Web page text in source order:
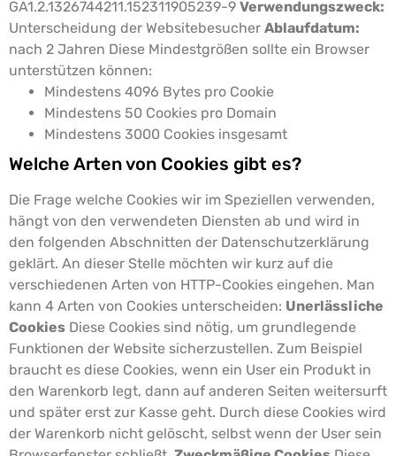
GA1.2.1326744211.152311905239-9 Verwendungszweck:
Unterscheidung der Websitebesucher Ablaufdatum:
nach 2 Jahren Diese Mindestgrößen sollte ein Browser
unterstützen können:
Mindestens 4096 Bytes pro Cookie
Mindestens 50 Cookies pro Domain
Mindestens 3000 Cookies insgesamt
Welche Arten von Cookies gibt es?
Die Frage welche Cookies wir im Speziellen verwenden,
hängt von den verwendeten Diensten ab und wird in
den folgenden Abschnitten der Datenschutzerklärung
geklärt. An dieser Stelle möchten wir kurz auf die
verschiedenen Arten von HTTP-Cookies eingehen. Man
kann 4 Arten von Cookies unterscheiden: Unerlässliche
Cookies Diese Cookies sind nötig, um grundlegende
Funktionen der Website sicherzustellen. Zum Beispiel
braucht es diese Cookies, wenn ein User ein Produkt in
den Warenkorb legt, dann auf anderen Seiten weitersurft
und später erst zur Kasse geht. Durch diese Cookies wird
der Warenkorb nicht gelöscht, selbst wenn der User sein